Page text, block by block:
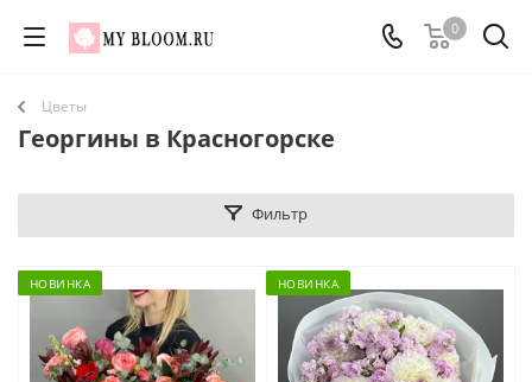
0
Цветы
Георгины в Красногорске
Фильтр
НОВИНКА НОВИНКА